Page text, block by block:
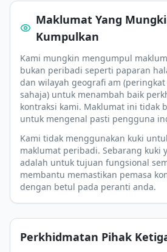
Maklumat Yang
Kumpulkan
Kami mungkin mengumpul
bukan peribadi seperti paparan
dan wilayah geografi am
sahaja) untuk menambah baik
kontraksi kami. Maklumat ini tidak
untuk mengenal pasti pengguna
Kami tidak menggunakan kuki
maklumat peribadi. Sebarang kuki
adalah untuk tujuan fungsional
membantu memastikan pemasa
dengan betul pada peranti anda.
Perkhidmatan Pihak